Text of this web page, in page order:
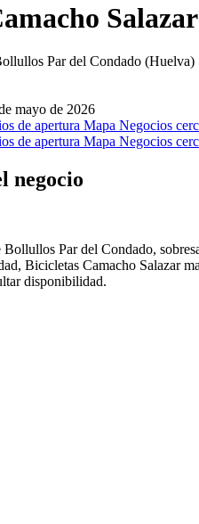
Salazar
Par del Condado (Huelva)
mayo de 2026
de apertura Mapa Negocios
de apertura Mapa Negocios
negocio
Par del Condado,
Bicicletas Camacho Salazar
disponibilidad.